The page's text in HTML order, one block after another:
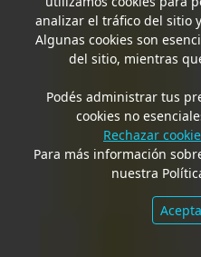
analizar el tráfico del sitio
Algunas cookies son
del sitio, mientras
Podés administrar tus
cookies no
Rechazar
Para más información
nuestra